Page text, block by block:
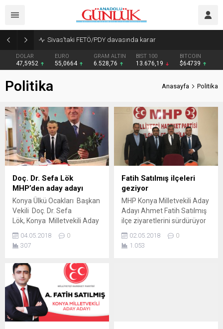
Sivas’taki FETÖ/PDY davasında karar
DOLAR
47,5952
EURO
55,0664
GRAM ALTIN
6.528,76
BIST 100
13.676,19
BITCOIN
$64739
Politika Anasayfa Politika
Doç. Dr. Sefa Lök
MHP’den aday adayı
Konya Ülkü Ocakları Başkan
Vekili Doç. Dr. Sefa
Lök, Konya Milletvekili Aday
Genel Merkezinde
gerçekleştirdi.
04.05.2018
0
307
Fatih Satılmış ilçeleri
geziyor
MHP Konya Milletvekili Aday
Adayı Ahmet Fatih Satılmış
ilçe ziyaretlerini sürdürüyor
02.05.2018
0
1.053